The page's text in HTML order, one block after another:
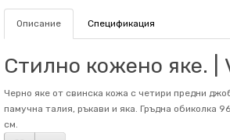
Описание Спецификация
Стилно кожено яке. |
Черно яке от свинска кожа с четири предни
памучна талия, ръкави и яка. Гръдна обиколка
см.